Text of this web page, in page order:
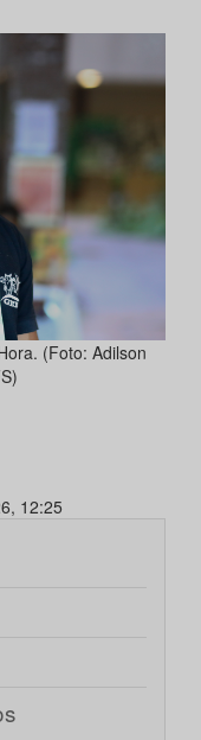
(Foto: Adilson
12:25